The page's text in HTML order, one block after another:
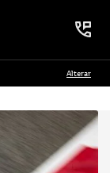
Alterar